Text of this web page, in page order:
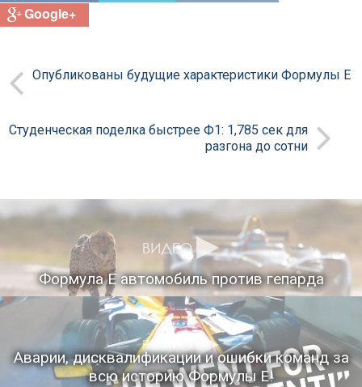
Google+
Опубликованы будущие характеристики Формулы Е
Студенческая поделка быстрее Ф1: 1,785 сек для
разгона до сотни
Формула Е автомобиль против гепарда
Аварии, дисквалификации и ошибки команд за
всю историю Формулы Е!